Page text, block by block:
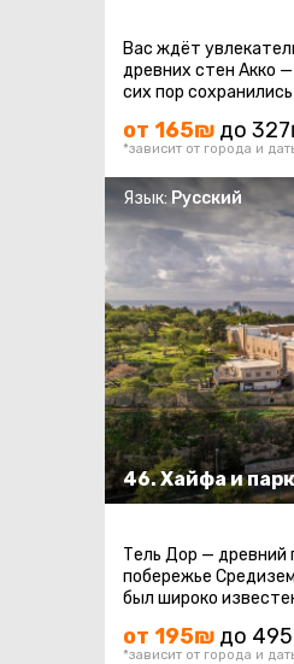
Вас ждёт
древних стен Акко
сих пор
от 165₪ до
*зависит от города и
46. Хайфа и
Язык:Русский
Тель Дор — древний
побережье
был широко
от 195₪ до
*зависит от города и